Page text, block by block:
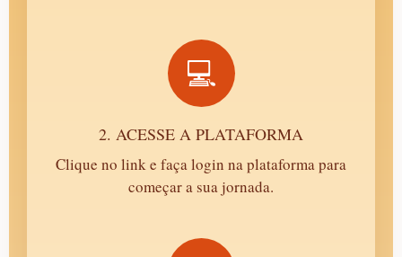
💻
2. ACESSE A PLATAFORMA
Clique no link e faça login na plataforma para
começar a sua jornada.